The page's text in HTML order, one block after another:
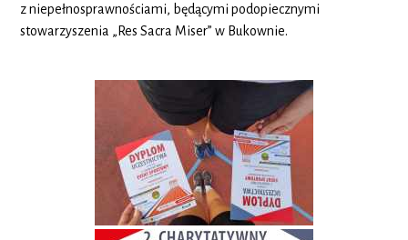
z niepełnosprawnościami, będącymi podopiecznymi
stowarzyszenia „Res Sacra Miser” w Bukownie.